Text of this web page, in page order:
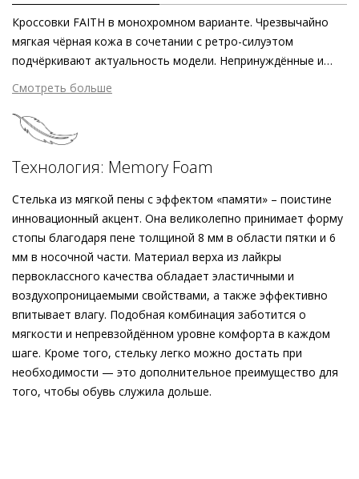
Кроссовки FAITH в монохромном варианте. Чрезвычайно
мягкая чёрная кожа в сочетании с ретро-силуэтом
подчёркивают актуальность модели. Непринуждённые и
исключительно качественные – кроссовки Högl покоряют
высочайшим уровнем комфорта, возможным благодаря
мягкой хлопковой подкладке и съёмным стелькам из
инновационной пены с эффектом «памяти». Эта
сохраняя максимальный комфорт. Стильные кроссовки,
выдержанные в эстетике ретро, будут сопровождать вас на
динамичной прогулке или в поездке по городу.
Смотреть больше
Технология: Memory Foam
Стелька из мягкой пены с эффектом «памяти» – поистине
инновационный акцент. Она великолепно принимает форму
стопы благодаря пене толщиной 8 мм в области пятки и 6
мм в носочной части. Материал верха из лайкры
первоклассного качества обладает эластичными и
воздухопроницаемыми свойствами, а также эффективно
впитывает влагу. Подобная комбинация заботится о
мягкости и непревзойдённом уровне комфорта в каждом
шаге. Кроме того, стельку легко можно достать при
необходимости — это дополнительное преимущество для
того, чтобы обувь служила дольше.